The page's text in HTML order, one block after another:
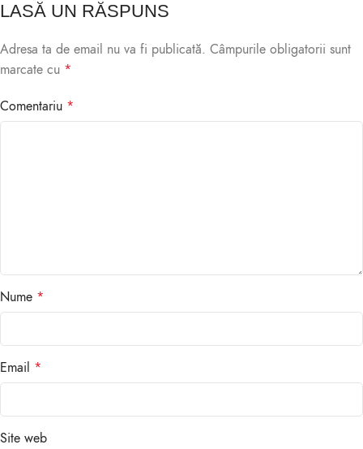
LASĂ UN RĂSPUNS
Adresa ta de email nu va fi publicată. Câmpurile obligatorii sunt
marcate cu *
Comentariu *
Nume *
Email *
Site web